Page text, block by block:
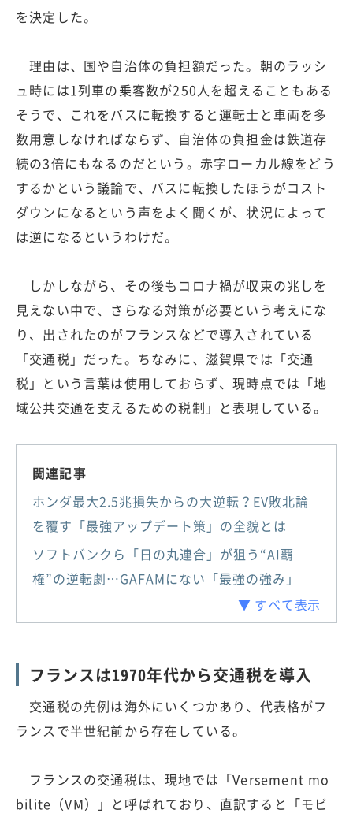
を決定した。
理由は、国や自治体の負担額だった。朝のラッシ
ュ時には1列車の乗客数が250人を超えることもある
そうで、これをバスに転換すると運転士と車両を多
数用意しなければならず、自治体の負担金は鉄道存
続の3倍にもなるのだという。赤字ローカル線をどう
するかという議論で、バスに転換したほうがコスト
ダウンになるという声をよく聞くが、状況によって
は逆になるというわけだ。
しかしながら、その後もコロナ禍が収束の兆しを
見えない中で、さらなる対策が必要という考えにな
り、出されたのがフランスなどで導入されている
「交通税」だった。ちなみに、滋賀県では「交通
税」という言葉は使用しておらず、現時点では「地
域公共交通を支えるための税制」と表現している。
関連記事
ホンダ最大2.5兆損失からの大逆転？EV敗北論
を覆す「最強アップデート策」の全貌とは
ソフトバンクら「日の丸連合」が狙う“AI覇
権”の逆転劇…GAFAMにない「最強の強み」
▼ すべて表示
フランスは1970年代から交通税を導入
交通税の先例は海外にいくつかあり、代表格がフ
ランスで半世紀前から存在している。
フランスの交通税は、現地では「Versement mo
bilite（VM）」と呼ばれており、直訳すると「モビ